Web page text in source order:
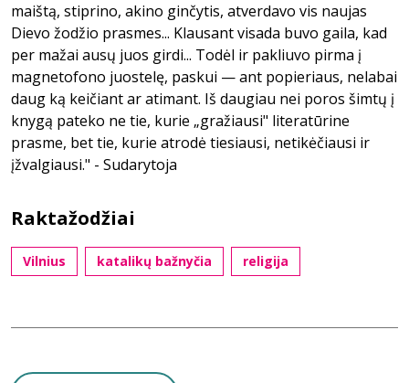
maištą, stiprino, akino ginčytis, atverdavo vis naujas
Dievo žodžio prasmes... Klausant visada buvo gaila, kad
per mažai ausų juos girdi... Todėl ir pakliuvo pirma į
magnetofono juostelę, paskui — ant popieriaus, nelabai
daug ką keičiant ar atimant. Iš daugiau nei poros šimtų į
knygą pateko ne tie, kurie „gražiausi" literatūrine
prasme, bet tie, kurie atrodė tiesiausi, netikėčiausi ir
įžvalgiausi." - Sudarytoja
Raktažodžiai
Vilnius katalikų bažnyčia religija